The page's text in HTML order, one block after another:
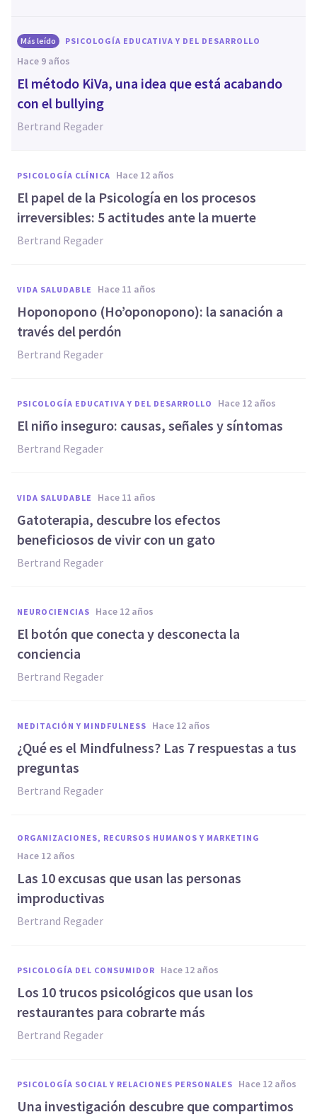
Más leído PSICOLOGÍA EDUCATIVA Y DEL DESARROLLO
hace 9 años
El método KiVa, una idea que está acabando
con el bullying
Bertrand Regader
PSICOLOGÍA CLÍNICA hace 12 años
El papel de la Psicología en los procesos
irreversibles: 5 actitudes ante la muerte
Bertrand Regader
VIDA SALUDABLE hace 11 años
Hoponopono (Ho’oponopono): la sanación a
través del perdón
Bertrand Regader
PSICOLOGÍA EDUCATIVA Y DEL DESARROLLO hace 12 años
El niño inseguro: causas, señales y síntomas
Bertrand Regader
VIDA SALUDABLE hace 11 años
Gatoterapia, descubre los efectos
beneficiosos de vivir con un gato
Bertrand Regader
NEUROCIENCIAS hace 12 años
El botón que conecta y desconecta la
conciencia
Bertrand Regader
MEDITACIÓN Y MINDFULNESS hace 12 años
¿Qué es el Mindfulness? Las 7 respuestas a tus
preguntas
Bertrand Regader
ORGANIZACIONES, RECURSOS HUMANOS Y MARKETING
hace 12 años
Las 10 excusas que usan las personas
improductivas
Bertrand Regader
PSICOLOGÍA DEL CONSUMIDOR hace 12 años
Los 10 trucos psicológicos que usan los
restaurantes para cobrarte más
Bertrand Regader
PSICOLOGÍA SOCIAL Y RELACIONES PERSONALES hace 12 años
Una investigación descubre que compartimos